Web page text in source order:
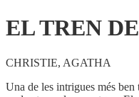
EL TREN
CHRISTIE, AGATHA
Una de les intrigues més